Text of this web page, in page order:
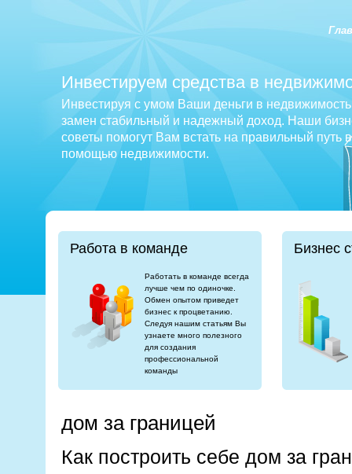
Инвестируем средства в
Инвестируя с умом Ваши деньги в
замен стабильный и надежный доход. Наши
советы помогут Вам встать на правильный путь
помощью недвижимости.
Работа в команде
Работать в команде всегда
лучше чем по одиночке.
Обмен опытом приведет
бизнес к процветанию.
Следуя нашим статьям Вы
узнаете много полезного
для создания
профессиональной
команды
Бизнес
дом за границей
Как построить себе дом за